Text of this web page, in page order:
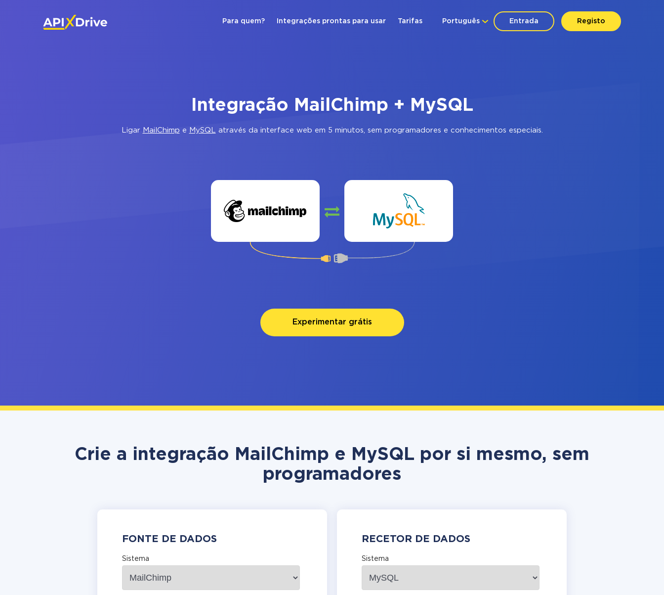
Entrada Registo
Português
Para quem? Integrações prontas para usar Tarifas
Integração MailChimp + MySQL
Ligar MailChimp e MySQL através da interface web em 5 minutos, sem programadores e conhecimentos especiais.
Experimentar grátis
Crie a integração MailChimp e MySQL por si mesmo, sem
programadores
FONTE DE DADOS
Sistema
RECETOR DE DADOS
Sistema